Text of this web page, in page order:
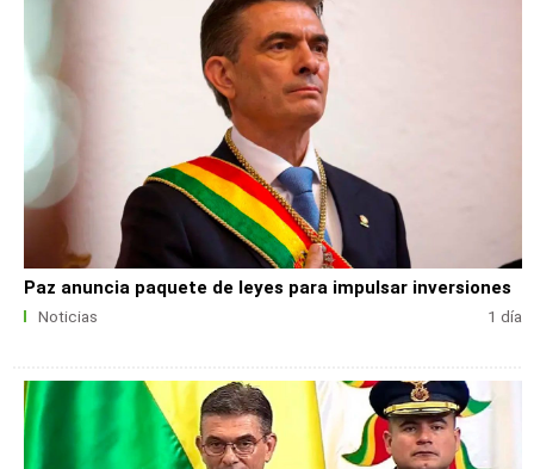
Paz anuncia paquete de leyes para impulsar inversiones
Noticias 1 día